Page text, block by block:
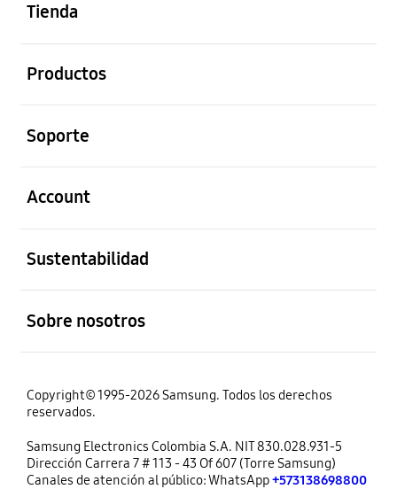
Tienda
Productos
Soporte
Account
Sustentabilidad
Sobre nosotros
Copyright© 1995-2026 Samsung. Todos los derechos
reservados.
Samsung Electronics Colombia S.A. NIT 830.028.931-5
Dirección Carrera 7 # 113 - 43 Of 607 (Torre Samsung)
Canales de atención al público: WhatsApp+573138698800